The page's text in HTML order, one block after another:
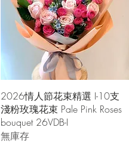
快速瀏覽
2026情人節花束精選 I-10支
淺粉玫瑰花束 Pale Pink Roses
bouquet 26VDB-I
無庫存